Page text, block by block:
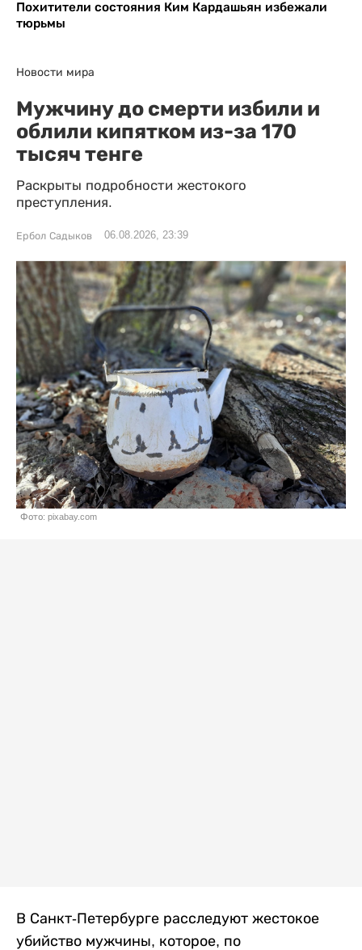
Похитители состояния Ким Кардашьян избежали
тюрьмы
Новости мира
Мужчину до смерти избили и
облили кипятком из-за 170
тысяч тенге
Раскрыты подробности жестокого
преступления.
Ербол Садыков 06.08.2026, 23:39
Фото: pixabay.com
В Санкт-Петербурге расследуют жестокое
убийство мужчины, которое, по